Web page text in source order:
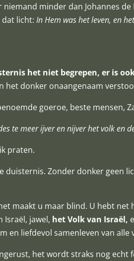
niemand minder dan Johannes
dat licht:In Hem was het leven, en
het niet begrepen, er is
het donker onaangenaam
goeroe, beste mensen,
te meer ijver en nijver het volk en
praten.
duisternis. Zonder donker geen
maakt u maar blind. U hebt net
Israël, jawel, het Volk van Israël,
en liefdevol samenleven van
het wordt straks nog